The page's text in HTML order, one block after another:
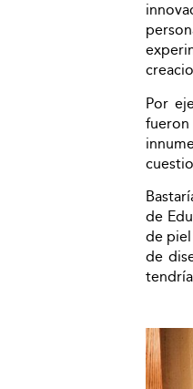
Por
fueron
de
de piel
de